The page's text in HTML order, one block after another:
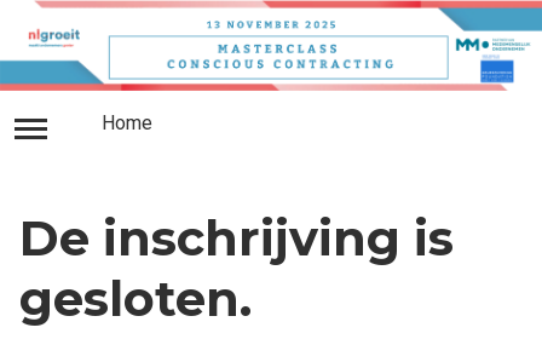
Home
De inschrijving is
gesloten.